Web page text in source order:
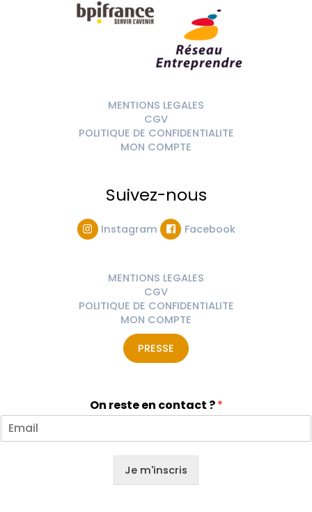
MENTIONS LEGALES
CGV
POLITIQUE DE CONFIDENTIALITE
MON COMPTE
Suivez-nous
Instagram Facebook
MENTIONS LEGALES
CGV
POLITIQUE DE CONFIDENTIALITE
MON COMPTE
PRESSE
On reste en contact ?*
Je m'inscris